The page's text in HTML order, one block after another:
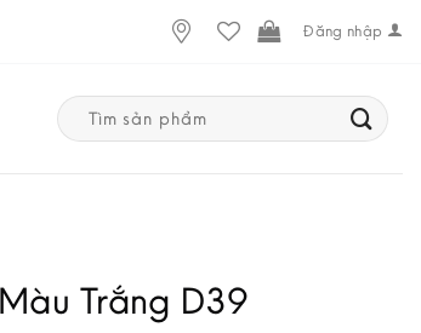
Đăng nhập
Search
for:
Trắng D39